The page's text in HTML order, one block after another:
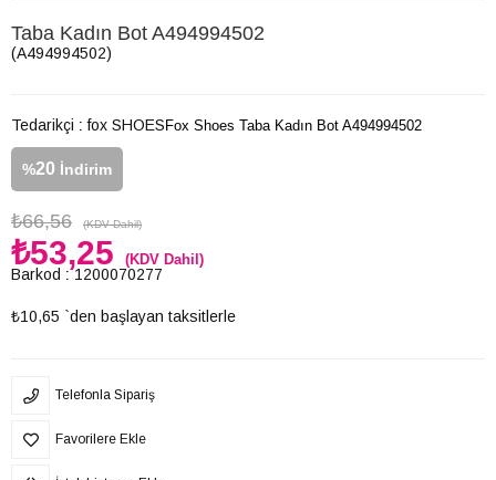
Taba Kadın Bot A494994502
(A494994502)
Tedarikçi : fox SHOES
%20 İndirim
₺66,56 (KDV Dahil)
₺53,25 (KDV Dahil)
Barkod : 1200070277
₺10,65 `den başlayan taksitlerle
Fox Shoes Taba Kadın Bot A494994502
Telefonla Sipariş
Favorilere Ekle